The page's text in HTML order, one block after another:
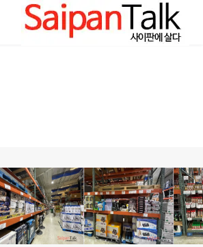
1 2 3 4 5 6 7 8 9 10 11 12 13 14 15 16 17 18
여행정보
생활정보